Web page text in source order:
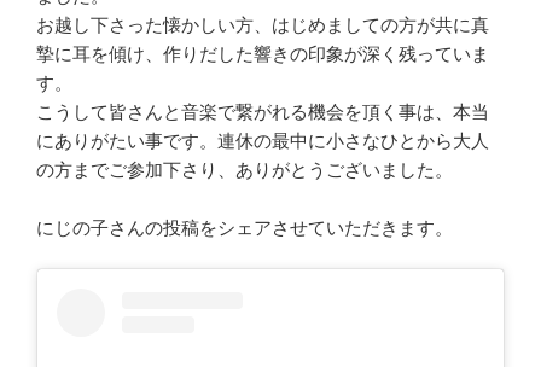
お越し下さった懐かしい方、はじめましての方が共に真
摯に耳を傾け、作りだした響きの印象が深く残っていま
す。
こうして皆さんと音楽で繋がれる機会を頂く事は、本当
にありがたい事です。連休の最中に小さなひとから大人
の方までご参加下さり、ありがとうございました。
にじの子さんの投稿をシェアさせていただきます。